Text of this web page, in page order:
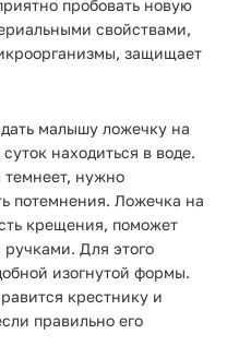
пробовать новую
свойствами,
защищает
малышу ложечку на
находиться в воде.
темнеет, нужно
потемнения. Ложечка на
крещения, поможет
Для этого
изогнутой формы.
крестнику и
правильно его